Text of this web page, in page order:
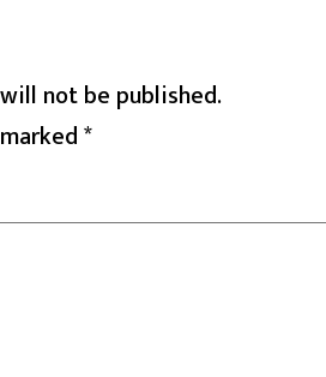
not be published.
*